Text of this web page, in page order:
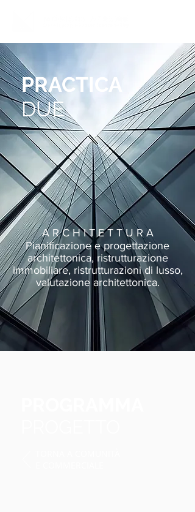
PRACTICA
DUE
A R C H I T E T T U R A
Pianificazione e progettazione
architettonica, ristrutturazione
immobiliare, ristrutturazioni di lusso,
valutazione architettonica.